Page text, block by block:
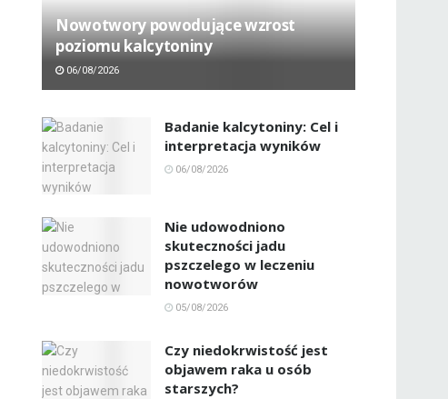
Nowotwory powodujące wzrost
poziomu kalcytoniny
06/08/2026
Badanie kalcytoniny: Cel i
interpretacja wyników
06/08/2026
Nie udowodniono
skuteczności jadu
pszczelego w leczeniu
nowotworów
05/08/2026
Czy niedokrwistość jest
objawem raka u osób
starszych?